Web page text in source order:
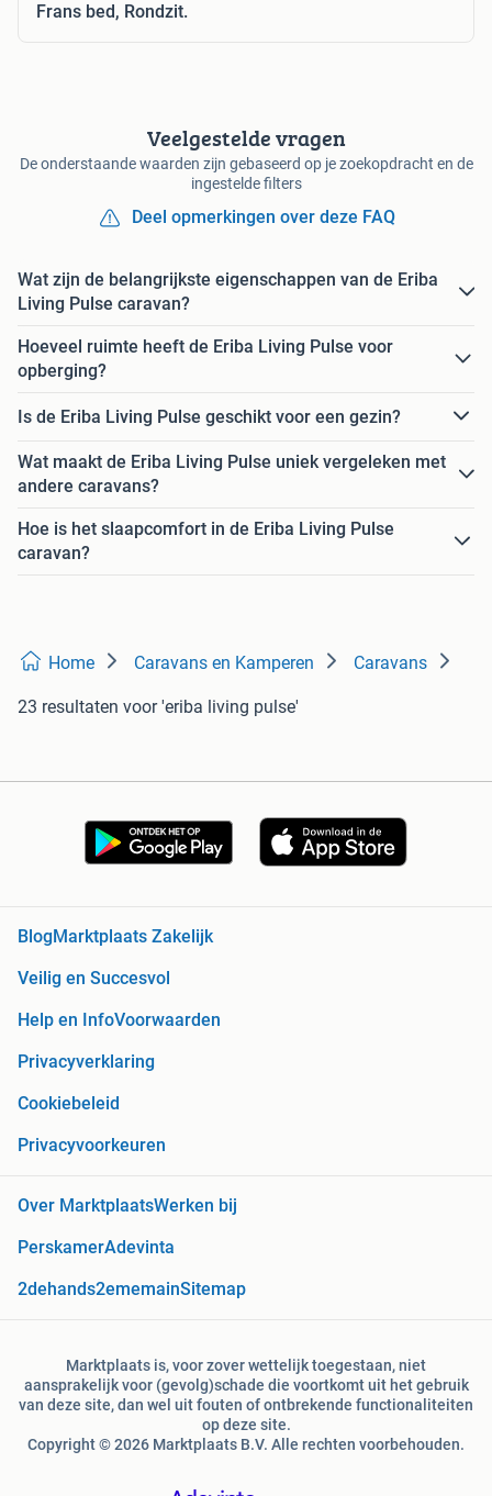
Frans bed, Rondzit.
Veelgestelde vragen
De onderstaande waarden zijn gebaseerd op je zoekopdracht en de
ingestelde filters
Deel opmerkingen over deze FAQ
Wat zijn de belangrijkste eigenschappen van de Eriba
Living Pulse caravan?
Hoeveel ruimte heeft de Eriba Living Pulse voor
opberging?
Is de Eriba Living Pulse geschikt voor een gezin?
Wat maakt de Eriba Living Pulse uniek vergeleken met
andere caravans?
Hoe is het slaapcomfort in de Eriba Living Pulse
caravan?
Home Caravans en Kamperen Caravans
23 resultaten voor 'eriba living pulse'
Blog Marktplaats Zakelijk
Veilig en Succesvol
Help en InfoVoorwaarden
Privacyverklaring
Cookiebeleid
Privacyvoorkeuren
Over MarktplaatsWerken bij
PerskamerAdevinta
2dehands2ememainSitemap
Marktplaats is, voor zover wettelijk toegestaan, niet
aansprakelijk voor (gevolg)schade die voortkomt uit het gebruik
van deze site, dan wel uit fouten of ontbrekende functionaliteiten
op deze site.
Copyright © 2026 Marktplaats B.V. Alle rechten voorbehouden.